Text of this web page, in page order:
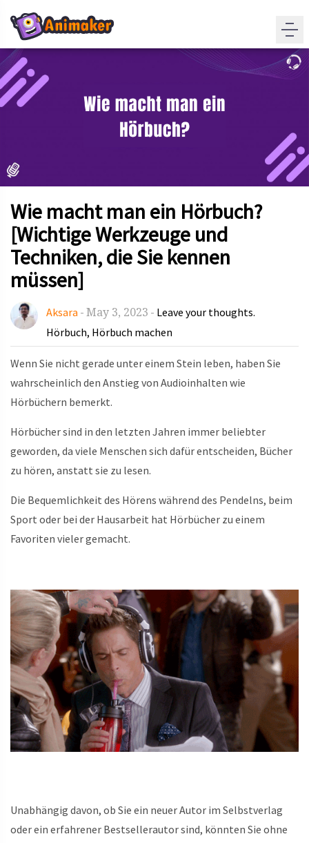
Wie macht man ein Hörbuch?
[Wichtige Werkzeuge und
Techniken, die Sie kennen
müssen]
Aksara - May 3, 2023 - Leave your thoughts.
Hörbuch, Hörbuch machen
Wenn Sie nicht gerade unter einem Stein leben, haben Sie
wahrscheinlich den Anstieg von Audioinhalten wie
Hörbüchern bemerkt.
Hörbücher sind in den letzten Jahren immer beliebter
geworden, da viele Menschen sich dafür entscheiden, Bücher
zu hören, anstatt sie zu lesen.
Die Bequemlichkeit des Hörens während des Pendelns, beim
Sport oder bei der Hausarbeit hat Hörbücher zu einem
Favoriten vieler gemacht.
Unabhängig davon, ob Sie ein neuer Autor im Selbstverlag
oder ein erfahrener Bestsellerautor sind, könnten Sie ohne